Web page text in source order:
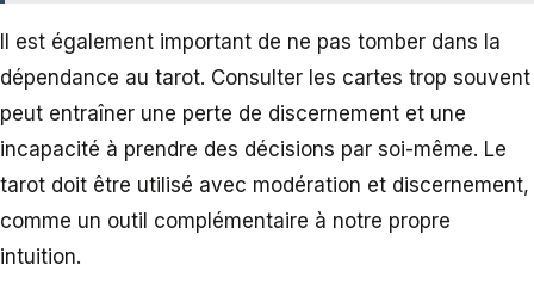
Il est également important de ne pas tomber dans la
dépendance au tarot. Consulter les cartes trop souvent
peut entraîner une perte de discernement et une
incapacité à prendre des décisions par soi-même. Le
tarot doit être utilisé avec modération et discernement,
comme un outil complémentaire à notre propre
intuition.